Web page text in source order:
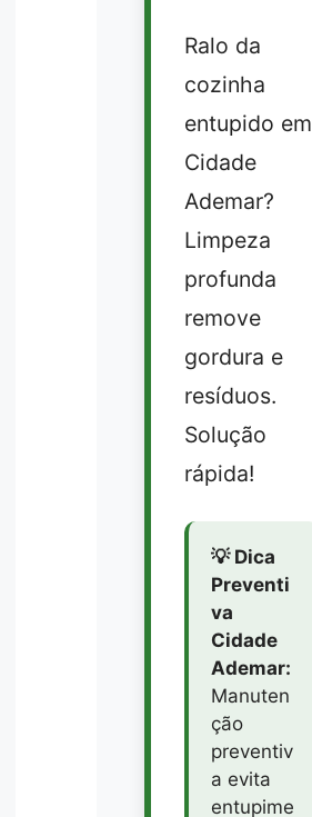
Ralo da
cozinha
entupido em
Cidade
Ademar?
Limpeza
profunda
remove
gordura e
resíduos.
Solução
rápida!
💡 Dica
Preventi
va
Cidade
Ademar:
Manuten
ção
preventiv
a evita
entupime